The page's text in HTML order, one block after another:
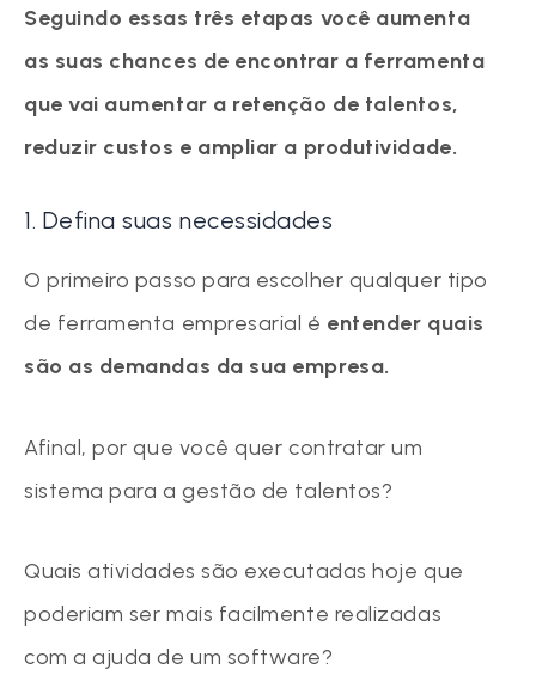
Seguindo essas três etapas você aumenta
as suas chances de encontrar a ferramenta
que vai aumentar a retenção de talentos,
reduzir custos e ampliar a produtividade.
1. Defina suas necessidades
O primeiro passo para escolher qualquer tipo
de ferramenta empresarial é entender quais
são as demandas da sua empresa.
Afinal, por que você quer contratar um
sistema para a gestão de talentos?
Quais atividades são executadas hoje que
poderiam ser mais facilmente realizadas
com a ajuda de um software?